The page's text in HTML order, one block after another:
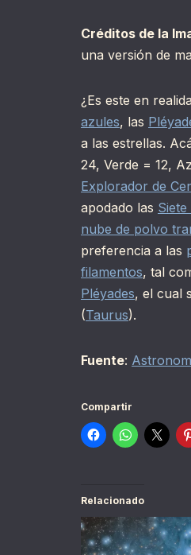
Créditos de la
una versión de
¿Es este en
azules, las
a las estrellas.
24, Verde = 12,
Explorador de
apodado las
nube de polvo
preferencia a las
filamentos, tal
Pléyades, el cual
(Taurus).
Fuente:
Compartir
Relacionado